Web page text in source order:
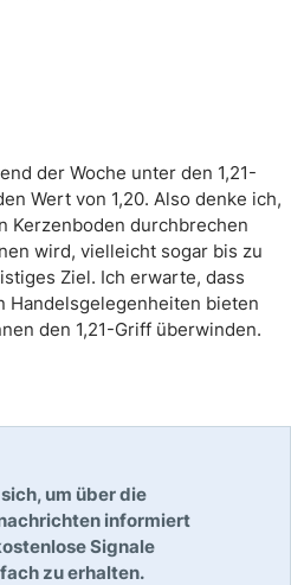
der Woche unter den 1,21-
Wert von 1,20. Also denke ich,
Kerzenboden durchbrechen
wird, vielleicht sogar bis zu
Ziel. Ich erwarte, dass
Handelsgelegenheiten bieten
den 1,21-Griff überwinden.
um über die
informiert
Signale
zu erhalten.